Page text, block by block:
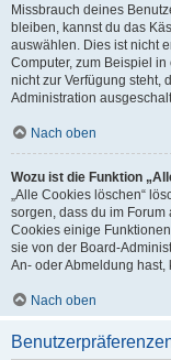
Missbrauch deines
bleiben, kannst du das
auswählen. Dies ist nicht
Computer, zum Beispiel
nicht zur Verfügung steht,
Administration
Nach oben
Wozu ist die Funktion
„Alle Cookies löschen“
sorgen, dass du im
Cookies einige
sie von der Board-
An- oder Abmeldung
Nach oben